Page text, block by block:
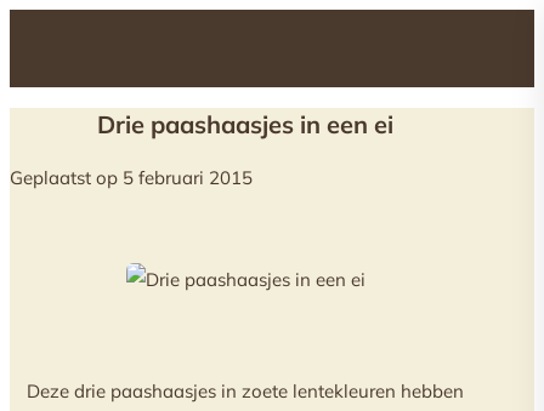
Drie paashaasjes in een ei
Geplaatst op 5 februari 2015
Deze drie paashaasjes in zoete lentekleuren hebben